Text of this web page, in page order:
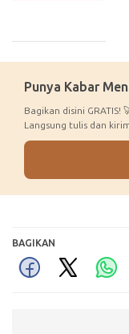
Punya Kabar
Bagikan disini GRATIS!
Langsung tulis dan
BAGIKAN